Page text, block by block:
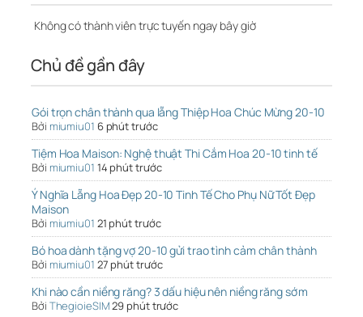
Không có thành viên trực tuyến ngay bây giờ
Chủ đề gần đây
Gói trọn chân thành qua lẵng Thiệp Hoa Chúc Mừng 20-10
Bởi miumiu01 6 phút trước
Tiệm Hoa Maison: Nghệ thuật Thi Cắm Hoa 20-10 tinh tế
Bởi miumiu01 14 phút trước
Ý Nghĩa Lẵng Hoa Đẹp 20-10 Tinh Tế Cho Phụ Nữ Tốt Đẹp
Maison
Bởi miumiu01 21 phút trước
Bó hoa dành tặng vợ 20-10 gửi trao tình cảm chân thành
Bởi miumiu01 27 phút trước
Khi nào cần niềng răng? 3 dấu hiệu nên niềng răng sớm
Bởi ThegioieSIM29 phút trước